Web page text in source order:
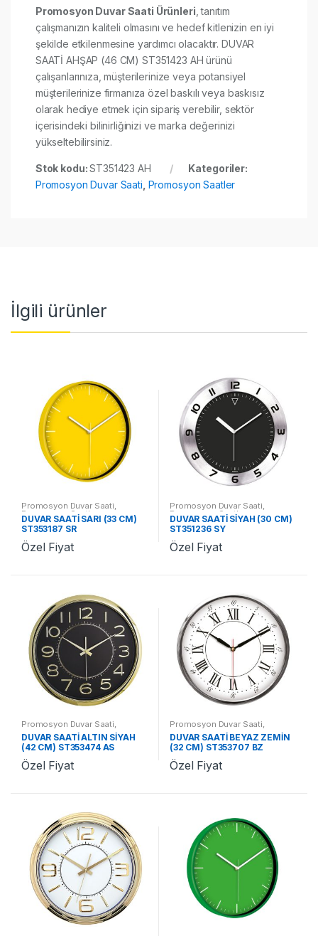
Promosyon Duvar Saati Ürünleri , tanıtım
çalışmanızın kaliteli olmasını ve hedef kitlenizin en iyi
şekilde etkilenmesine yardımcı olacaktır. DUVAR
SAATİ AHŞAP (46 CM) ST351423 AH ürünü
çalışanlarınıza, müşterilerinize veya potansiyel
müşterilerinize firmanıza özel baskılı veya baskısız
olarak hediye etmek için sipariş verebilir, sektör
içerisindeki bilinirliğinizi ve marka değerinizi
yükseltebilirsiniz.
Stok kodu:ST351423 AH
Kategoriler:
Promosyon Duvar Saati Promosyon Saatler
İlgili ürünler
Promosyon Duvar Saati,
Promosyon Saatler
DUVAR SAATİ SARI (33 CM)
ST353187 SR
Özel Fiyat
Promosyon Duvar Saati,
Promosyon Saatler
DUVAR SAATİ SİYAH (30 CM)
ST351236 SY
Özel Fiyat
Promosyon Duvar Saati,
Promosyon Saatler
DUVAR SAATİ ALTIN SİYAH
(42 CM) ST353474 AS
Özel Fiyat
Promosyon Duvar Saati,
Promosyon Saatler
DUVAR SAATİ BEYAZ ZEMİN
(32 CM) ST353707 BZ
Özel Fiyat